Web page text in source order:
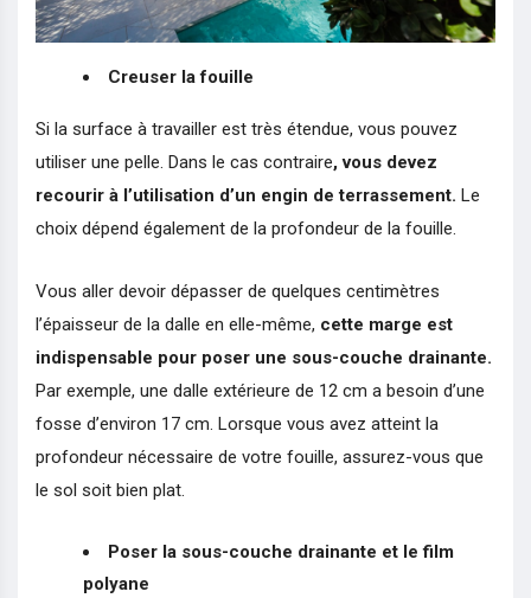
Creuser la fouille
Si la surface à travailler est très étendue, vous pouvez
utiliser une pelle. Dans le cas contraire, vous devez
recourir à l’utilisation d’un engin de terrassement. Le
choix dépend également de la profondeur de la fouille.
Vous aller devoir dépasser de quelques centimètres
l’épaisseur de la dalle en elle-même, cette marge est
indispensable pour poser une sous-couche drainante.
Par exemple, une dalle extérieure de 12 cm a besoin d’une
fosse d’environ 17 cm. Lorsque vous avez atteint la
profondeur nécessaire de votre fouille, assurez-vous que
le sol soit bien plat.
Poser la sous-couche drainante et le film
polyane